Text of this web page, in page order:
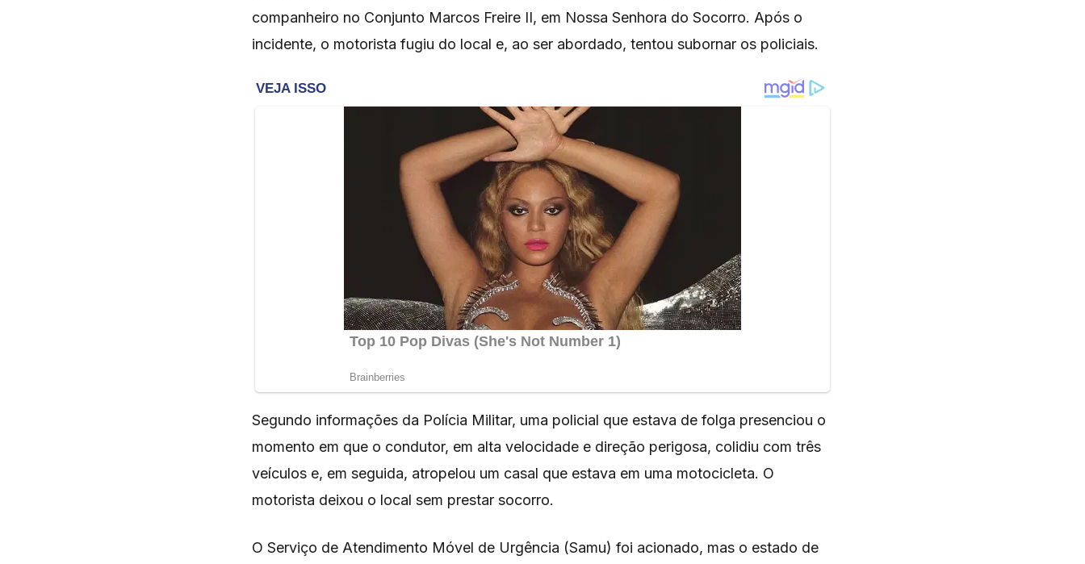
companheiro no Conjunto Marcos Freire II, em Nossa Senhora do Socorro. Após o
incidente, o motorista fugiu do local e, ao ser abordado, tentou subornar os policiais.
Segundo informações da Polícia Militar, uma policial que estava de folga presenciou o
momento em que o condutor, em alta velocidade e direção perigosa, colidiu com três
veículos e, em seguida, atropelou um casal que estava em uma motocicleta. O
motorista deixou o local sem prestar socorro.
O Serviço de Atendimento Móvel de Urgência (Samu) foi acionado, mas o estado de